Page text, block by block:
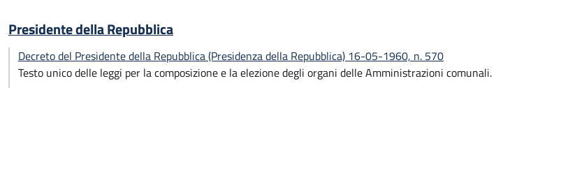
Presidente della Repubblica
Decreto del Presidente della Repubblica (Presidenza della Repubblica) 16-05-1960, n. 570
Testo unico delle leggi per la composizione e la elezione degli organi delle Amministrazioni comunali.